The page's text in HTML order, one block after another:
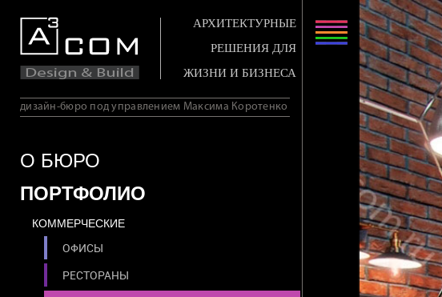
АРХИТЕКТУРНЫЕ
РЕШЕНИЯ ДЛЯ
ЖИЗНИ И БИЗНЕСА
дизайн-бюро под управлением Максима Коротенко
О БЮРО
ПОРТФОЛИО
КОММЕРЧЕСКИЕ
ОФИСЫ
РЕСТОРАНЫ